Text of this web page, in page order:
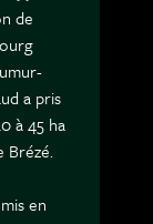
de
a pris
à 45 ha
Brézé.
en